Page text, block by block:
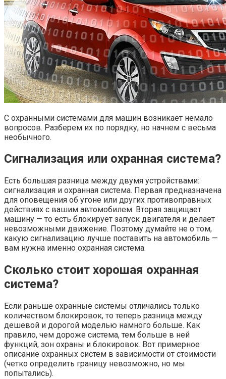
С охранными системами для машин возникает немало
вопросов. Разберем их по порядку, но начнем с весьма
необычного.
Сигнализация или охранная система?
Есть большая разница между двумя устройствами:
сигнализация и охранная система. Первая предназначена
для оповещения об угоне или других противоправных
действиях с вашим автомобилем. Вторая защищает
машину — то есть блокирует запуск двигателя и делает
невозможными движение. Поэтому думайте не о том,
какую сигнализацию лучше поставить на автомобиль —
вам нужна именно охранная система.
Сколько стоит хорошая охранная
система?
Если раньше охранные системы отличались только
количеством блокировок, то теперь разница между
дешевой и дорогой моделью намного больше. Как
правило, чем дороже система, тем больше в ней
функций, зон охраны и блокировок. Вот примерное
описание охранных систем в зависимости от стоимости
(четко определить границу невозможно, но мы
попытались).